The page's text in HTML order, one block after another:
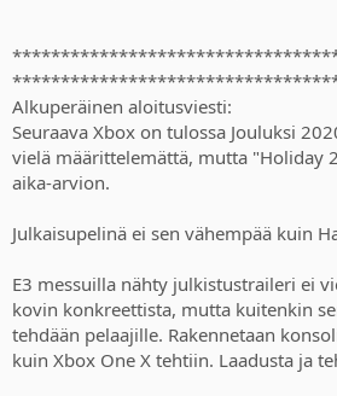
Alkuperäinen aloitusviesti:
Seuraava Xbox on tulossa Jouluksi
vielä määrittelemättä, mutta "Holiday
aika-arvion.
Julkaisupelinä ei sen vähempää kuin
E3 messuilla nähty julkistustraileri ei
kovin konkreettista, mutta kuitenkin
tehdään pelaajille. Rakennetaan
kuin Xbox One X tehtiin. Laadusta ja